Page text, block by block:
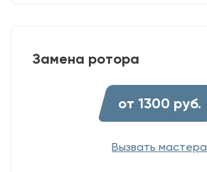
Замена ротора
от 1300 руб.
Вызвать мастера